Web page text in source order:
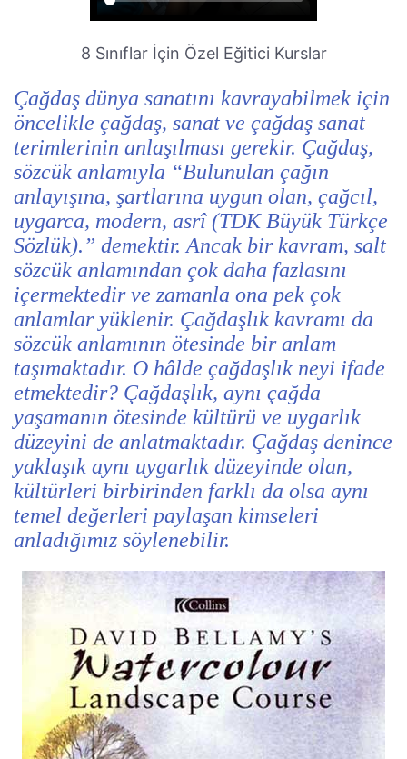
8 Sınıflar İçin Özel Eğitici Kurslar
Çağdaş dünya sanatını kavrayabilmek için
öncelikle çağdaş, sanat ve çağdaş sanat
terimlerinin anlaşılması gerekir. Çağdaş,
sözcük anlamıyla “Bulunulan çağın
anlayışına, şartlarına uygun olan, çağcıl,
uygarca, modern, asrî (TDK Büyük Türkçe
Sözlük).” demektir. Ancak bir kavram, salt
sözcük anlamından çok daha fazlasını
içermektedir ve zamanla ona pek çok
anlamlar yüklenir. Çağdaşlık kavramı da
sözcük anlamının ötesinde bir anlam
taşımaktadır. O hâlde çağdaşlık neyi ifade
etmektedir? Çağdaşlık, aynı çağda
yaşamanın ötesinde kültürü ve uygarlık
düzeyini de anlatmaktadır. Çağdaş denince
yaklaşık aynı uygarlık düzeyinde olan,
kültürleri birbirinden farklı da olsa aynı
temel değerleri paylaşan kimseleri
anladığımız söylenebilir.